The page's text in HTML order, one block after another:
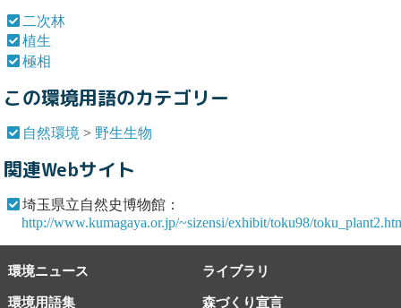
二次林
植生
極相
この環境用語のカテゴリー
自然環境 > 野生生物
関連Webサイト
埼玉県立自然史博物館：
http://www.kumagaya.or.jp/~sizensi/exhibit/toku98/
環境ニュース ライブラリ
環境用語集 森づくり宣言